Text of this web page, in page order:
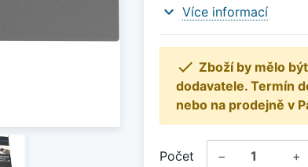
expand_more Více informací
 Zboží by mělo
dodavatele. Termín
nebo na prodejně v
Počet − +